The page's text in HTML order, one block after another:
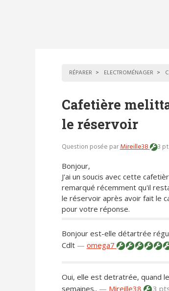
RÉPARER ELECTROMÉNAGER
Cafetière
le réservoir
Question posée parMireille38 3
Bonjour,
J'ai un soucis avec cette
remarqué récemment qu'il
le réservoir après avoir fait le
pour votre réponse.
Bonjour est-elle détartrée
Cdlt — omega7
Oui, elle est detratrée, quand
semaines.. — Mireille38 3